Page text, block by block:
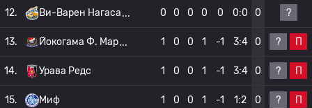
12. Ви-Варен Нагаса 0 0 0 0 0 0:0 0 ?
13. Йокогама Ф. Мар 1 0 0 1 -1 3:4 0 ? П
14. Урава Редс 1 0 0 1 -1 3:4 0 ? П
15. Миф 1 0 0 1 -1 1:2 0 ? П